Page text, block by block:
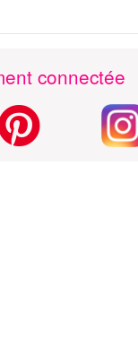
connectée